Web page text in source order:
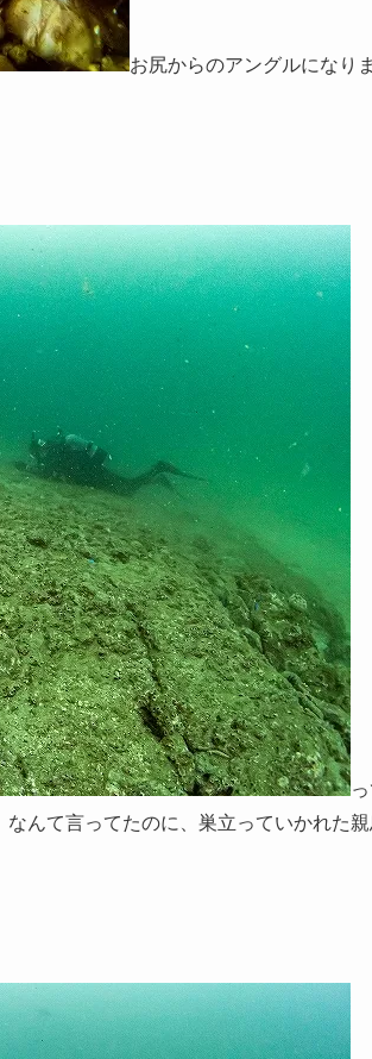
お尻からのアングルになり
なんて言ってたのに、巣立っていかれた